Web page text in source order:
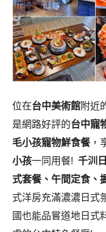
位在台中美術館附近
是網路好評的台中寵
毛小孩寵物鮮食餐，
小孩一同用餐! 千汌
式套餐、午間定食、
式洋房充滿濃濃日式
國也能品嘗道地日式